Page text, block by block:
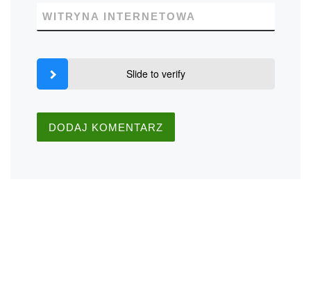
WITRYNA INTERNETOWA
Slide to verify